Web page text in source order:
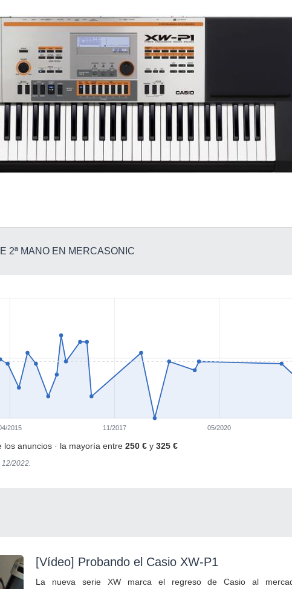
2ª MANO EN MERCASONIC
2015 11/2017 05/2020
anuncios · la mayoría entre 250 € y 325 €
12/2022.
[Vídeo] Probando el Casio XW-P1
La nueva serie XW marca el regreso de Casio al